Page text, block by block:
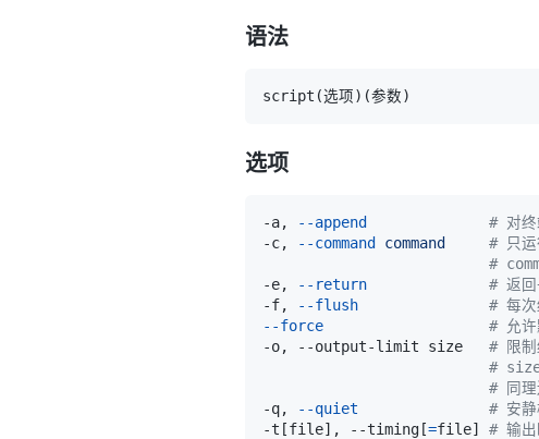
语法
script (选项) (参数)
选项
-a, --append
# 对终
-c,
--command command
# 只
#
-e,
--return
# 返回
-f,
--flush
# 每次
--force
# 允许
-o, --output-limit size # 限制
# size
# 同
-q,
--quiet
# 安静
-t [file] , --timing [=file]
# 输出